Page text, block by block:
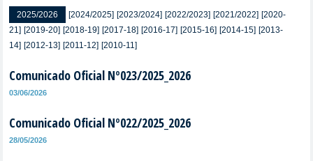
2025/2026 [2024/2025] [2023/2024] [2022/2023] [2021/2022] [2020-
21] [2019-20] [2018-19] [2017-18] [2016-17] [2015-16] [2014-15] [2013-
14] [2012-13] [2011-12] [2010-11]
Comunicado Oficial Nº023/2025_2026
03/06/2026
Comunicado Oficial Nº022/2025_2026
28/05/2026